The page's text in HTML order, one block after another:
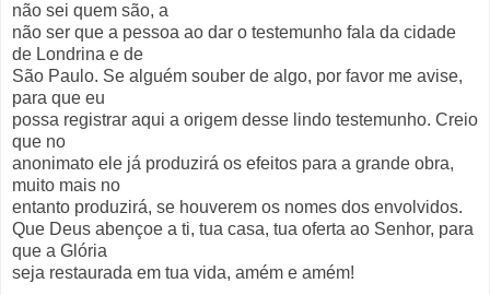
não sei quem são, a
não ser que a pessoa ao dar o testemunho fala da cidade
de Londrina e de
São Paulo. Se alguém souber de algo, por favor me avise,
para que eu
possa registrar aqui a origem desse lindo testemunho. Creio
que no
anonimato ele já produzirá os efeitos para a grande obra,
muito mais no
entanto produzirá, se houverem os nomes dos envolvidos.
Que Deus abençoe a ti, tua casa, tua oferta ao Senhor, para
que a Glória
seja restaurada em tua vida, amém e amém!